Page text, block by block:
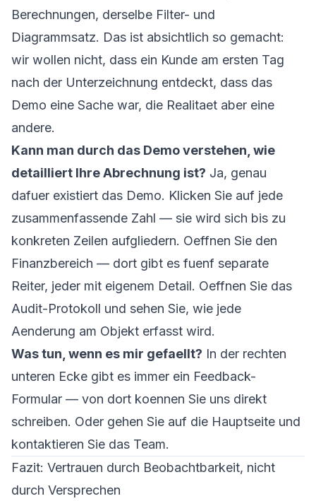
Berechnungen, derselbe Filter- und
Diagrammsatz. Das ist absichtlich so gemacht:
wir wollen nicht, dass ein Kunde am ersten Tag
nach der Unterzeichnung entdeckt, dass das
Demo eine Sache war, die Realitaet aber eine
andere.
Kann man durch das Demo verstehen, wie
detailliert Ihre Abrechnung ist? Ja, genau
dafuer existiert das Demo. Klicken Sie auf jede
zusammenfassende Zahl — sie wird sich bis zu
konkreten Zeilen aufgliedern. Oeffnen Sie den
Finanzbereich — dort gibt es fuenf separate
Reiter, jeder mit eigenem Detail. Oeffnen Sie das
Audit-Protokoll und sehen Sie, wie jede
Aenderung am Objekt erfasst wird.
Was tun, wenn es mir gefaellt? In der rechten
unteren Ecke gibt es immer ein Feedback-
Formular — von dort koennen Sie uns direkt
schreiben. Oder gehen Sie auf die Hauptseite und
kontaktieren Sie das Team.
Fazit: Vertrauen durch Beobachtbarkeit, nicht
durch Versprechen